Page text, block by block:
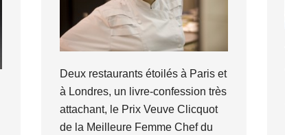
Deux restaurants étoilés à Paris et
à Londres, un livre-confession très
attachant, le Prix Veuve Clicquot
de la Meilleure Femme Chef du